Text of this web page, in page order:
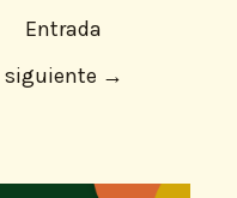
Entrada
siguiente →